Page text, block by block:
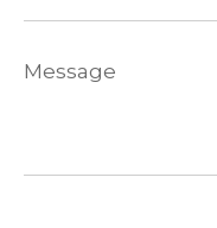
Message
*